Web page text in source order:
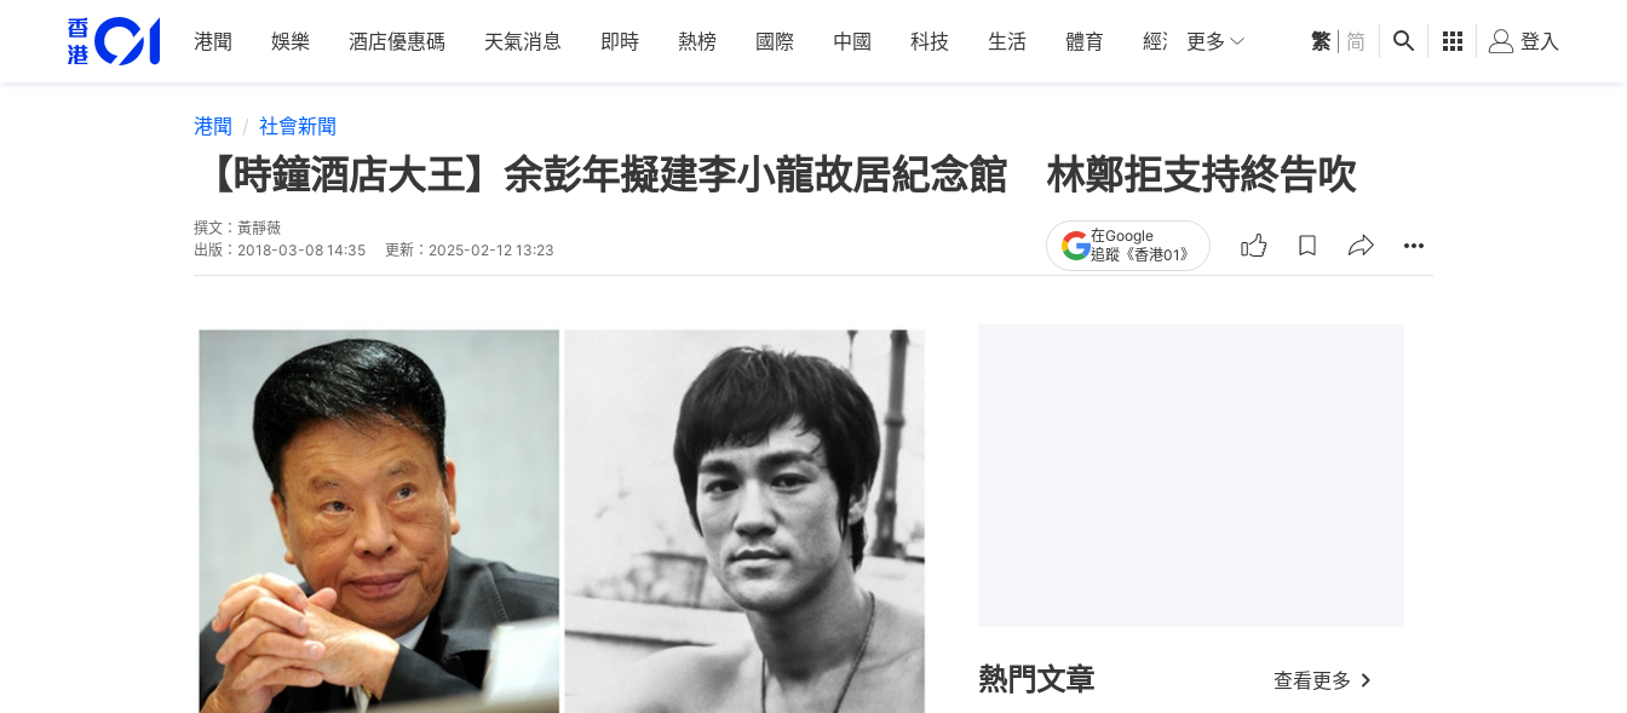
港聞 娛樂 酒店優惠碼 天氣消息 即時 熱榜 國際 中國 科技 生活 體育 經濟 01深圳 觀點 健康 好食玩飛
更多 繁 简 登入
港聞 社會新聞
【時鐘酒店大王】余彭年擬建李小龍故居紀念館 林鄭拒支持終告吹
撰文： 黃靜薇
出版： 2018-03-08 14:35 更新： 2025-02-12 13:23
在Google
追蹤《香港01》
熱門文章 查看更多